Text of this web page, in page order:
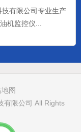
有限公司专业生产
机监控仪...
限公司专业生产
机监控仪...
地图
有限公司 All Rights